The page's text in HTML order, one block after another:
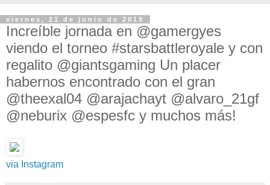
viernes, 21 de junio de 2019
Increíble jornada en @gamergyes
viendo el torneo #starsbattleroyale y con
regalito @giantsgaming Un placer
habernos encontrado con el gran
@theexal04 @arajachayt @alvaro_21gf
@neburix @espesfc y muchos más!
via Instagram